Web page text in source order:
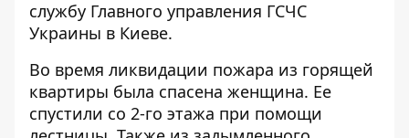
службу Главного управления ГСЧС
Украины в Киеве.
Во время ликвидации пожара из горящей
квартиры была спасена женщина. Ее
спустили со 2-го этажа при помощи